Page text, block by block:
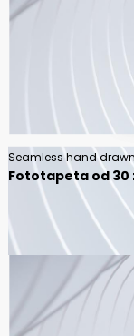
Fototapeta od 30